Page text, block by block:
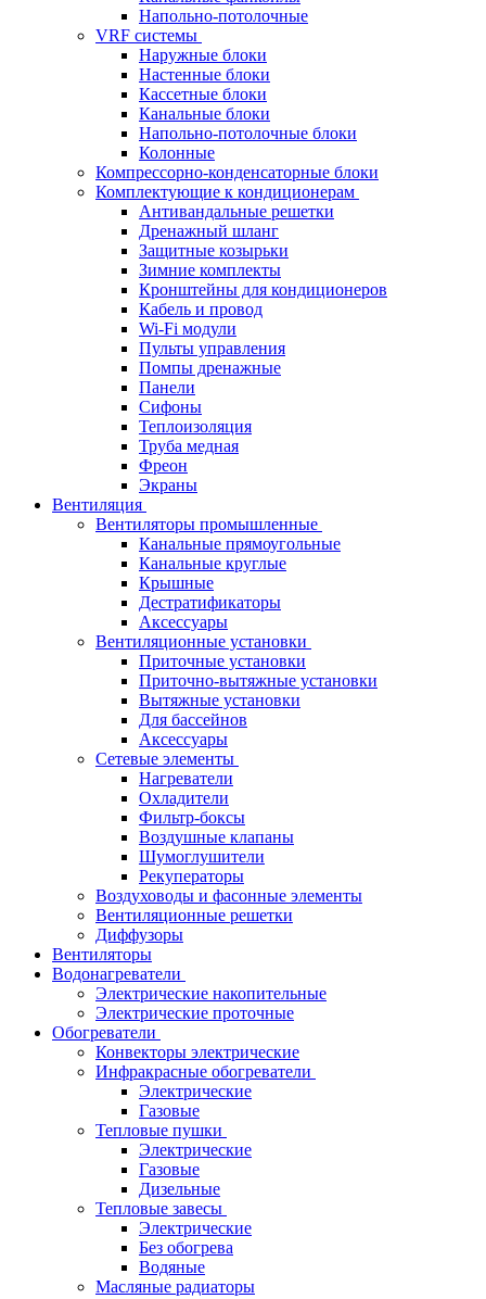
Напольно-потолочные
VRF системы
Наружные блоки
Настенные блоки
Кассетные блоки
Канальные блоки
Напольно-потолочные блоки
Колонные
Компрессорно-конденсаторные блоки
Комплектующие к кондиционерам
Антивандальные решетки
Дренажный шланг
Защитные козырьки
Зимние комплекты
Кронштейны для кондиционеров
Кабель и провод
Wi-Fi модули
Пульты управления
Помпы дренажные
Панели
Сифоны
Теплоизоляция
Труба медная
Фреон
Экраны
Вентиляция
Вентиляторы промышленные
Канальные прямоугольные
Канальные круглые
Крышные
Дестратификаторы
Аксессуары
Вентиляционные установки
Приточные установки
Приточно-вытяжные установки
Вытяжные установки
Для бассейнов
Аксессуары
Сетевые элементы
Нагреватели
Охладители
Фильтр-боксы
Воздушные клапаны
Шумоглушители
Рекуператоры
Воздуховоды и фасонные элементы
Вентиляционные решетки
Диффузоры
Вентиляторы
Водонагреватели
Электрические накопительные
Электрические проточные
Обогреватели
Конвекторы электрические
Инфракрасные обогреватели
Электрические
Газовые
Тепловые пушки
Электрические
Газовые
Дизельные
Тепловые завесы
Электрические
Без обогрева
Водяные
Масляные радиаторы